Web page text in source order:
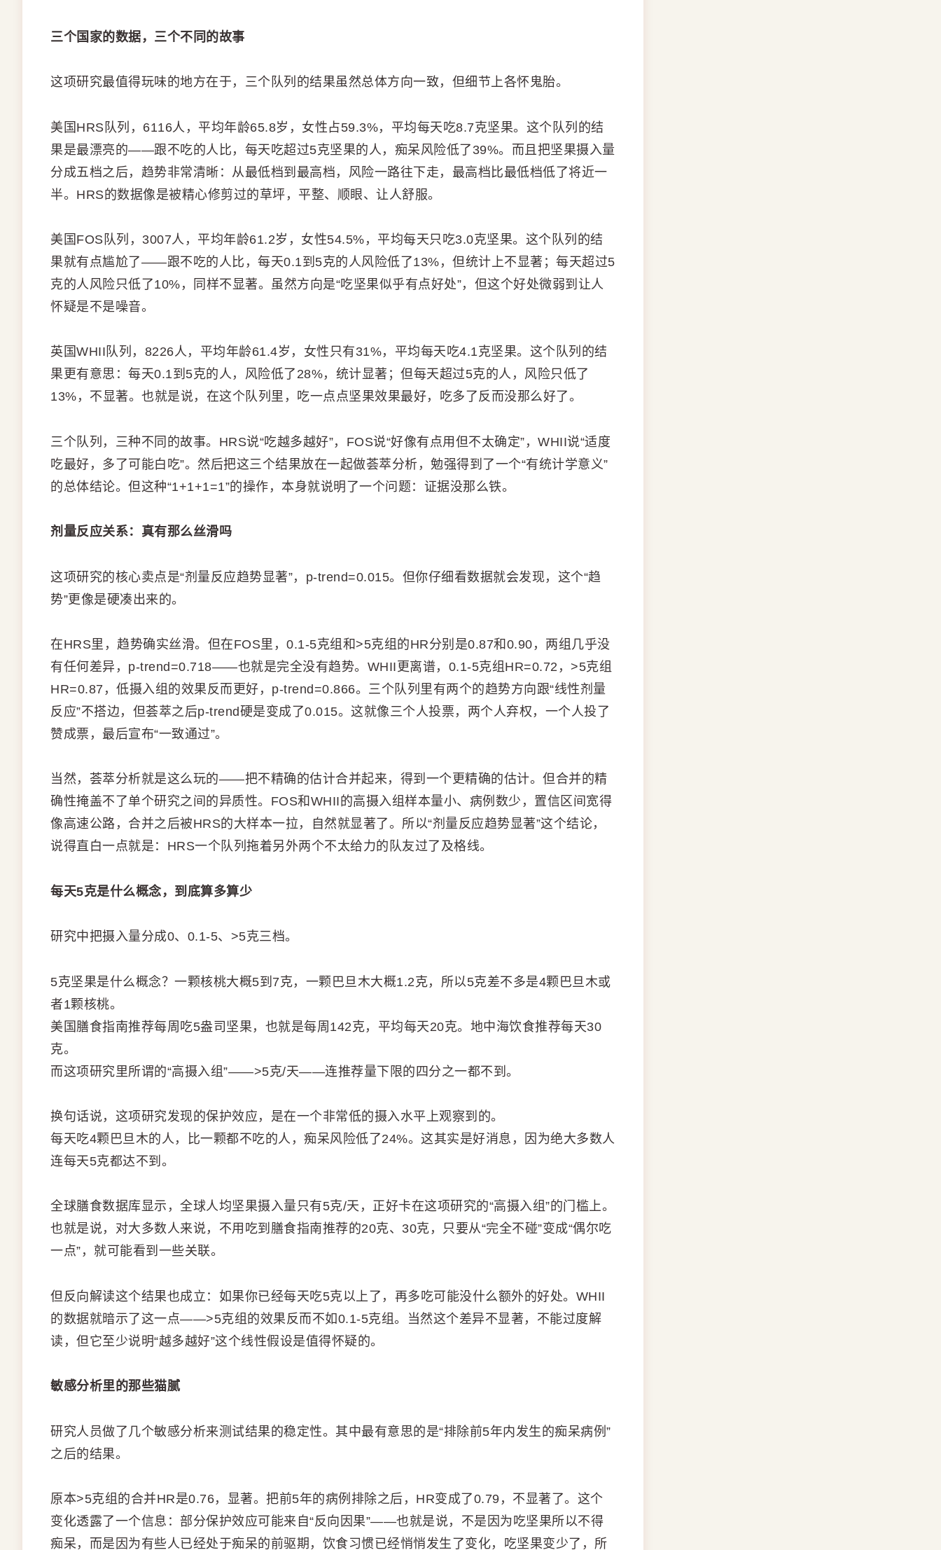
三个国家的数据，三个不同的故事
这项研究最值得玩味的地方在于，三个队列的结果虽然总体方向一致，但细节上各怀鬼胎。
美国HRS队列，6116人，平均年龄65.8岁，女性占59.3%，平均每天吃8.7克坚果。这个队列的结
果是最漂亮的——跟不吃的人比，每天吃超过5克坚果的人，痴呆风险低了39%。而且把坚果摄入量
分成五档之后，趋势非常清晰：从最低档到最高档，风险一路往下走，最高档比最低档低了将近一
半。HRS的数据像是被精心修剪过的草坪，平整、顺眼、让人舒服。
美国FOS队列，3007人，平均年龄61.2岁，女性54.5%，平均每天只吃3.0克坚果。这个队列的结
果就有点尴尬了——跟不吃的人比，每天0.1到5克的人风险低了13%，但统计上不显著；每天超过5
克的人风险只低了10%，同样不显著。虽然方向是“吃坚果似乎有点好处”，但这个好处微弱到让人
怀疑是不是噪音。
英国WHII队列，8226人，平均年龄61.4岁，女性只有31%，平均每天吃4.1克坚果。这个队列的结
果更有意思：每天0.1到5克的人，风险低了28%，统计显著；但每天超过5克的人，风险只低了
13%，不显著。也就是说，在这个队列里，吃一点点坚果效果最好，吃多了反而没那么好了。
三个队列，三种不同的故事。HRS说“吃越多越好”，FOS说“好像有点用但不太确定”，WHII说“适度
吃最好，多了可能白吃”。然后把这三个结果放在一起做荟萃分析，勉强得到了一个“有统计学意义”
的总体结论。但这种“1+1+1=1”的操作，本身就说明了一个问题：证据没那么铁。
剂量反应关系：真有那么丝滑吗
这项研究的核心卖点是“剂量反应趋势显著”，p-trend=0.015。但你仔细看数据就会发现，这个“趋
势”更像是硬凑出来的。
在HRS里，趋势确实丝滑。但在FOS里，0.1-5克组和>5克组的HR分别是0.87和0.90，两组几乎没
有任何差异，p-trend=0.718——也就是完全没有趋势。WHII更离谱，0.1-5克组HR=0.72，>5克组
HR=0.87，低摄入组的效果反而更好，p-trend=0.866。三个队列里有两个的趋势方向跟“线性剂量
反应”不搭边，但荟萃之后p-trend硬是变成了0.015。这就像三个人投票，两个人弃权，一个人投了
赞成票，最后宣布“一致通过”。
当然，荟萃分析就是这么玩的——把不精确的估计合并起来，得到一个更精确的估计。但合并的精
确性掩盖不了单个研究之间的异质性。FOS和WHII的高摄入组样本量小、病例数少，置信区间宽得
像高速公路，合并之后被HRS的大样本一拉，自然就显著了。所以“剂量反应趋势显著”这个结论，
说得直白一点就是：HRS一个队列拖着另外两个不太给力的队友过了及格线。
每天5克是什么概念，到底算多算少
研究中把摄入量分成0、0.1-5、>5克三档。
5克坚果是什么概念？一颗核桃大概5到7克，一颗巴旦木大概1.2克，所以5克差不多是4颗巴旦木或
者1颗核桃。
美国膳食指南推荐每周吃5盎司坚果，也就是每周142克，平均每天20克。地中海饮食推荐每天30
克。
而这项研究里所谓的“高摄入组”——>5克/天——连推荐量下限的四分之一都不到。
换句话说，这项研究发现的保护效应，是在一个非常低的摄入水平上观察到的。
每天吃4颗巴旦木的人，比一颗都不吃的人，痴呆风险低了24%。这其实是好消息，因为绝大多数人
连每天5克都达不到。
全球膳食数据库显示，全球人均坚果摄入量只有5克/天，正好卡在这项研究的“高摄入组”的门槛上。
也就是说，对大多数人来说，不用吃到膳食指南推荐的20克、30克，只要从“完全不碰”变成“偶尔吃
一点”，就可能看到一些关联。
但反向解读这个结果也成立：如果你已经每天吃5克以上了，再多吃可能没什么额外的好处。WHII
的数据就暗示了这一点——>5克组的效果反而不如0.1-5克组。当然这个差异不显著，不能过度解
读，但它至少说明“越多越好”这个线性假设是值得怀疑的。
敏感分析里的那些猫腻
研究人员做了几个敏感分析来测试结果的稳定性。其中最有意思的是“排除前5年内发生的痴呆病例”
之后的结果。
原本>5克组的合并HR是0.76，显著。把前5年的病例排除之后，HR变成了0.79，不显著了。这个
变化透露了一个信息：部分保护效应可能来自“反向因果”——也就是说，不是因为吃坚果所以不得
痴呆，而是因为有些人已经处于痴呆的前驱期，饮食习惯已经悄悄发生了变化，吃坚果变少了，所